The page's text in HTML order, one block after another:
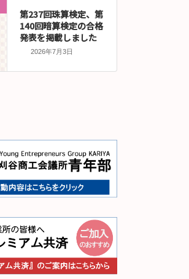
第237回珠算検定、第
140回暗算検定の合格
発表を掲載しました
2026年7月3日